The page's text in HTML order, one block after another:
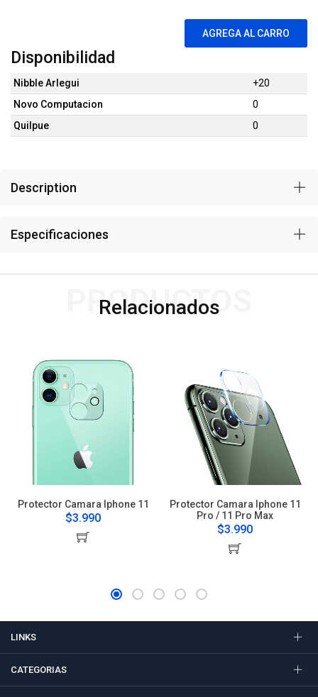
AGREGA AL CARRO
Disponibilidad
Nibble Arlegui
+20
Novo Computacion
0
Quilpue
0
Description
Especificaciones
Relacionados
PRODUCTOS
Protector Camara Iphone 11
$3.990
Protector Camara Iphone 11
Pro / 11 Pro Max
$3.990
LINKS
CATEGORIAS